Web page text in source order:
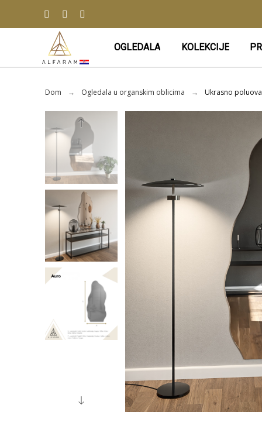
OGLEDALA KOLEKCIJE
Dom Ogledala u organskim oblicima Ukrasno